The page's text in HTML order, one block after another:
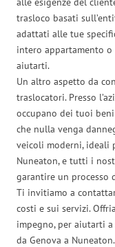
trasloco basati
adattati alle tue
intero appartamento
aiutarti.
Un altro aspetto da
traslocatori. Presso
occupano dei tuoi
che nulla venga
veicoli moderni, ideali
Nuneaton, e tutti i
garantire un processo
Ti invitiamo a
costi e sui servizi.
impegno, per aiutarti
da Genova a